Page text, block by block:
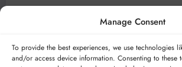
Manage Consent
To provide the best experiences, we use technologies
and/or access device information. Consenting to these
Serien